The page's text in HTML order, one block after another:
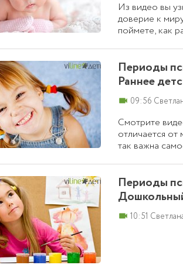
Из видео вы
доверие к
поймете, как
Периоды
Раннее
videocam 09:56
Смотрите
отличается от
так важна
Периоды
videocam 10:51